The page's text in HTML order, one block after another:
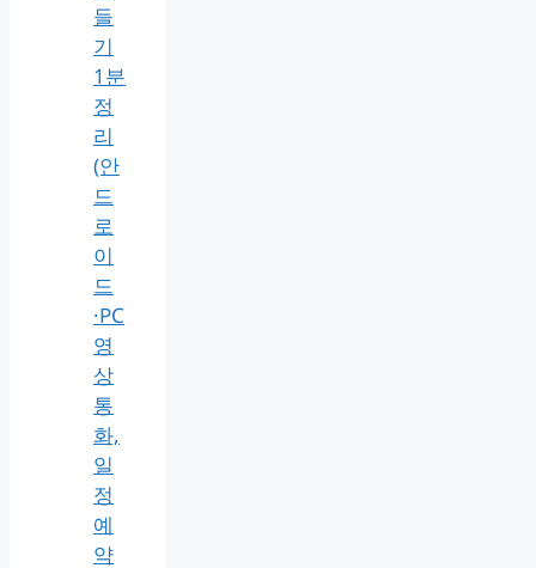
들
기
1분
정
리
(안
드
로
이
드
·PC
영
상
통
화,
일
정
예
약